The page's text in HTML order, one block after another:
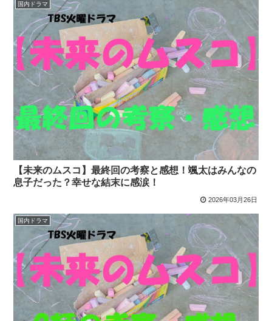
国内ドラマ
【未来のムスコ】最終回の考察と感想！颯太はみんなの
息子だった？幸せな結末に感涙！
2026年03月26日
国内ドラマ